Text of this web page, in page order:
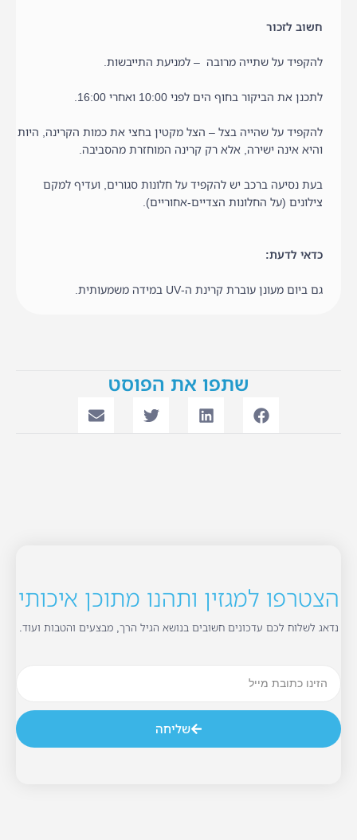
חשוב לזכור
להקפיד על שתייה מרובה – למניעת התייבשות.
לתכנן את הביקור בחוף הים לפני 10:00 ואחרי 16:00.
להקפיד על שהייה בצל – הצל מקטין בחצי את כמות הקרינה, היות
והיא אינה ישירה, אלא רק קרינה המוחזרת מהסביבה.
בעת נסיעה ברכב יש להקפיד על חלונות סגורים, ועדיף למקם
צילונים (על החלונות הצדיים-אחוריים).
כדאי לדעת:
גם ביום מעונן עוברת קרינת ה-UV במידה משמעותית.
שתפו את הפוסט
הצטרפו למגזין ותהנו מתוכן איכותי
נדאג לשלוח לכם עדכונים חשובים בנושא הגיל הרך, מבצעים והטבות ועוד.
שליחה